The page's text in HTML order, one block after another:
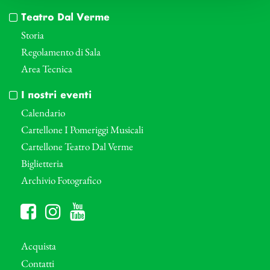
Teatro Dal Verme
Storia
Regolamento di Sala
Area Tecnica
I nostri eventi
Calendario
Cartellone I Pomeriggi Musicali
Cartellone Teatro Dal Verme
Biglietteria
Archivio Fotografico
Acquista
Contatti